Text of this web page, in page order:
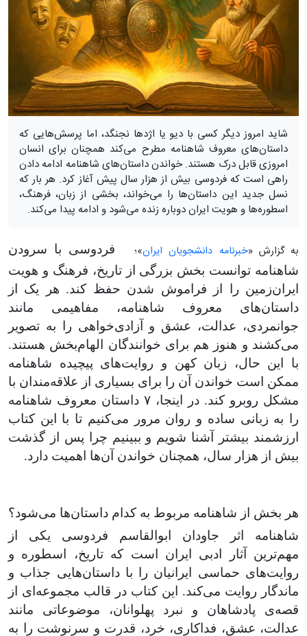
شاید امروز دیگر کسی با دیو یا اژدها نجنگد، اما پرسش‌هایی که
داستان‌های معروف شاهنامه مطرح می‌کند همچنان برای انسان
امروزی قابل درک هستند. خواندن داستان‌های شاهنامه ادامه دادن
راهی است که فردوسی بیش از هزار سال پیش آغاز کرد. هر بار که
نسل جدید این داستان‌ها را می‌خواند، بخشی از زبان، فرهنگ،
اسطوره‌ها و هویت ایران دوباره زنده می‌شود و ادامه پیدا می‌کند.
به گزارش «خبرنامه دانشجویان ایران»؛
فردوسی با سرودن
شاهنامه توانست بخش بزرگی از تاریخ، فرهنگ و هویت
ایران‌زمین را از فراموش شدن حفظ کند. هر یک از
داستان‌های معروف شاهنامه، مفاهیمی مانند
جوانمردی، عدالت، عشق و آزادی‌خواهی را به تصویر
می‌کشند و هنوز هم برای خوانندگان الهام‌بخش هستند.
با این حال، زبان کهن و روایت‌های پیچیده شاهنامه
ممکن است خواندن آن را برای بسیاری از علاقه‌مندان با
مشکل روبرو کند. در اینجا، ۷ داستان معروف شاهنامه
را به زبانی ساده و روان مرور می‌کنیم تا با این کتاب
ارزشمند بیشتر آشنا شویم و ببینیم چرا پس از گذشت
بیش از هزار سال، همچنان خواندن آن‌ها اهمیت دارد.
هر بخش از شاهنامه مربوط به کدام داستان‌ها می‌شود؟
شاهنامه اثر جاودان ابوالقاسم فردوسی یکی از
مهم‌ترین آثار ادبی ایران است که تاریخ، اسطوره‌ و
روایت‌های حماسی ایرانیان را با داستان‌هایی جذاب و
ماندگار روایت می‌کند. این کتاب در قالب مجموعه‌ای از
قصه‌ی پادشاهان و نبرد پهلوانان، موضوعاتی مانند
عدالت، عشق، فداکاری، خرد، قدرت و سرنوشت را به